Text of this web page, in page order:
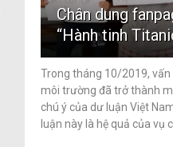
Chân dung
“Hành tinh
Trong tháng 10/2019, vấn
môi trường đã trở thành
chú ý của dư luận Việt
luận này là hệ quả của vụ c...